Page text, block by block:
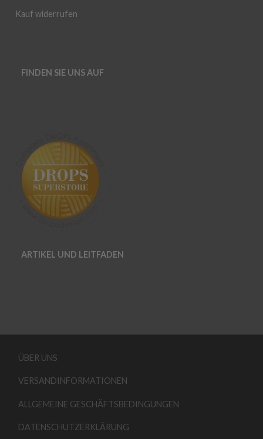
Kauf widerrufen
FINDEN SIE UNS AUF
ARTIKEL UND LEITFADEN
ÜBER UNS
VERSANDINFORMATIONEN
ALLGEMEINE GESCHÄFTSBEDINGUNGEN
DATENSCHUTZERKLÄRUNG